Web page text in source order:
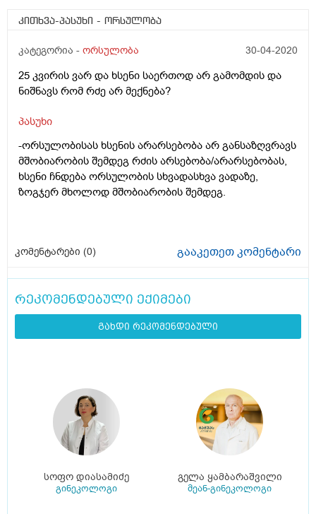
კითხვა-პასუხი - ორსულობა
კატეგორია - ორსულობა 30-04-2020
25 კვირის ვარ და ხსენი საერთოდ არ გამომდის და
ნიშნავს რომ რძე არ მექნება?
პასუხი
-ორსულობისას ხსენის არარსებობა არ განსაზღვრავს
მშობიარობის შემდეგ რძის არსებობა/არარსებობას,
ხსენი ჩნდება ორსულობის სხვადასხვა ვადაზე,
ზოგჯერ მხოლოდ მშობიარობის შემდეგ.
კომენტარები (0) გააკეთეთ კომენტარი
რეკომენდებული ექიმები
გახდი რეკომენდებული
სოფო დიასამიძე
გინეკოლოგი
გელა ყამბარაშვილი
მეან-გინეკოლოგი